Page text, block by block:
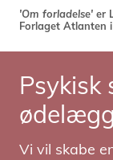
'Om forladelse' er
Forlaget Atlanten
Psykisk
Vi vil skabe